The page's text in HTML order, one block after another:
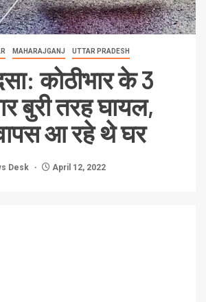
MAHARAJGANJ UTTAR PRADESH
कोठीभार के 3
बुरी तरह घायल,
आ रहे थे घर
Desk April 12, 2022